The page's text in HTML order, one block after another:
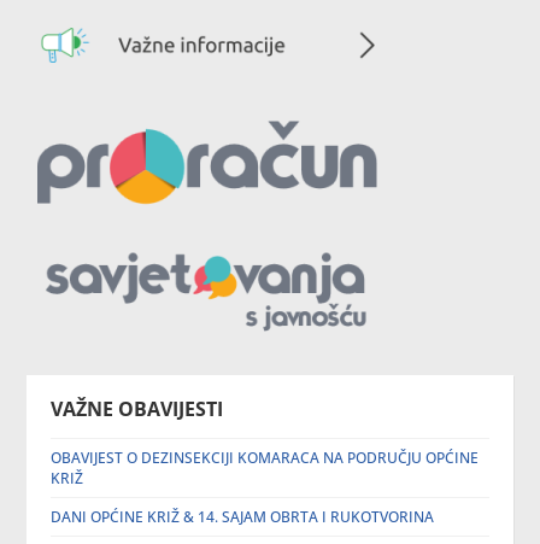
VAŽNE OBAVIJESTI
OBAVIJEST O DEZINSEKCIJI KOMARACA NA PODRUČJU OPĆINE
KRIŽ
DANI OPĆINE KRIŽ & 14. SAJAM OBRTA I RUKOTVORINA